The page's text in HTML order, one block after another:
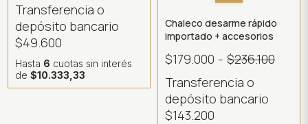
Transferencia o
depósito bancario
$49.600
Hasta 6 cuotas sin interés
de$10.333,33
Chaleco desarme rápido
importado + accesorios
$179.000 - $236.100
Transferencia o
depósito bancario
$143.200